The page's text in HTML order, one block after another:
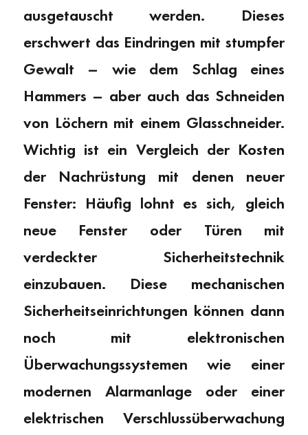
ausgetauscht werden. Dieses
erschwert das Eindringen mit stumpfer
Gewalt – wie dem Schlag eines
Hammers – aber auch das Schneiden
von Löchern mit einem Glasschneider.
Wichtig ist ein Vergleich der Kosten
der Nachrüstung mit denen neuer
Fenster: Häufig lohnt es sich, gleich
neue Fenster oder Türen mit
verdeckter Sicherheitstechnik
einzubauen. Diese mechanischen
Sicherheitseinrichtungen können dann
noch mit elektronischen
Überwachungssystemen wie einer
modernen Alarmanlage oder einer
elektrischen Verschlussüberwachung